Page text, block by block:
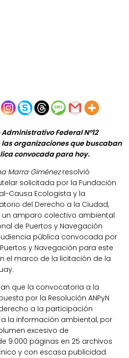
Federal N°12
organizaciones que buscaban
convocada para hoy.
Marra Giménezresolvió
solicitada por la Fundación
Causa Ecologista y la
del Derecho a la Ciudad,
amparo colectivo ambiental
de Puertos y Navegación
pública convocada por
y Navegación para este
el marco de la licitación de la
que la convocatoria a la
por la Resolución ANPyN
a la participación
la información ambiental, por
excesivo de
9.000 páginas en 25 archivos
y con escasa publicidad.